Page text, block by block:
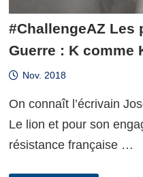
#ChallengeAZ Les
Guerre : K comme
Nov. 2018
On connaît l’écrivain
Le lion et pour son
résistance française …